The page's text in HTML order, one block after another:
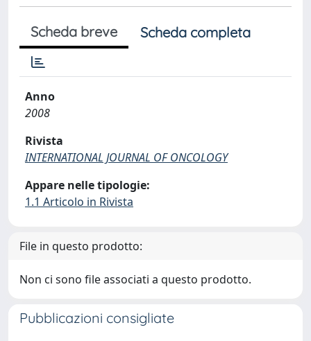
Scheda breve Scheda completa
Anno
2008
Rivista
INTERNATIONAL JOURNAL OF ONCOLOGY
Appare nelle tipologie:
1.1 Articolo in Rivista
File in questo prodotto:
Non ci sono file associati a questo prodotto.
Pubblicazioni consigliate